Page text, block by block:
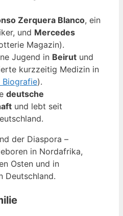
Zerquera Blanco, ein
und Mercedes
Magazin).
Jugend in Beirut und
kurzzeitig Medizin in
).
deutsche
und lebt seit
der Diaspora –
in Nordafrika,
Osten und in
Deutschland.